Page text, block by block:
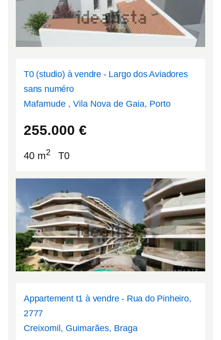
T0 (studio) à vendre - Largo dos Aviadores
sans numéro
Mafamude , Vila Nova de Gaia, Porto
255.000 €
40 m2 T0
Appartement t1 à vendre - Rua do Pinheiro,
2777
Creixomil, Guimarães, Braga